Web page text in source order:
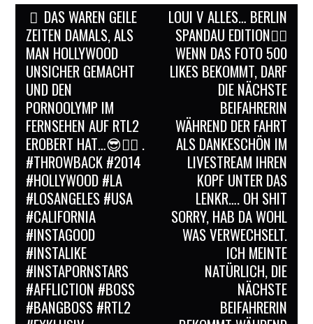
Post
navigation
DAS WAREN GEILE
ZEITEN DAMALS, ALS
MAN HOLLYWOOD
UNSICHER GEMACHT
UND DEN
PORNOOLYMP IM
FERNSEHEN AUF RTL2
EROBERT HAT…😎✌🏻 .
#THROWBACK #2014
#HOLLYWOOD #LA
#LOSANGELES #USA
#CALIFORNIA
#INSTAGOOD
#INSTALIKE
#INSTAPORNSTARS
#AFFLICTION #BOSS
#BANGBOSS #RTL2
LOUI V ALLES… BERLIN
SPANDAU EDITION✌🏻
WENN DAS FOTO 500
LIKES BEKOMMT, DARF
DIE NÄCHSTE
BEIFAHRERIN
WÄHREND DER FAHRT
ALS DANKESCHÖN IM
LIVESTREAM IHREN
KOPF UNTER DAS
LENKR…. OH SHIT
SORRY, HAB DA WOHL
WAS VERWECHSELT.
ICH MEINTE
NATÜRLICH, DIE
NÄCHSTE
BEIFAHRERIN